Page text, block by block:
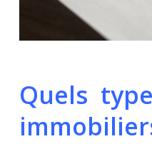
Quels